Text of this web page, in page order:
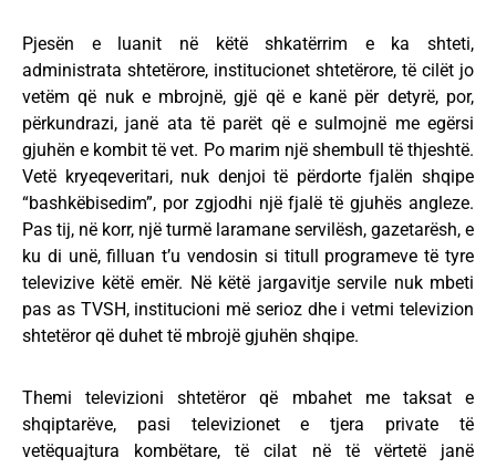
Pjesën e luanit në këtë shkatërrim e ka shteti,
administrata shtetërore, institucionet shtetërore, të cilët jo
vetëm që nuk e mbrojnë, gjë që e kanë për detyrë, por,
përkundrazi, janë ata të parët që e sulmojnë me egërsi
gjuhën e kombit të vet. Po marim një shembull të thjeshtë.
Vetë kryeqeveritari, nuk denjoi të përdorte fjalën shqipe
“bashkëbisedim”, por zgjodhi një fjalë të gjuhës angleze.
Pas tij, në korr, një turmë laramane servilësh, gazetarësh, e
ku di unë, filluan t’u vendosin si titull programeve të tyre
televizive këtë emër. Në këtë jargavitje servile nuk mbeti
pas as TVSH, institucioni më serioz dhe i vetmi televizion
shtetëror që duhet të mbrojë gjuhën shqipe.
Themi televizioni shtetëror që mbahet me taksat e
shqiptarëve, pasi televizionet e tjera private të
vetëquajtura kombëtare, të cilat në të vërtetë janë